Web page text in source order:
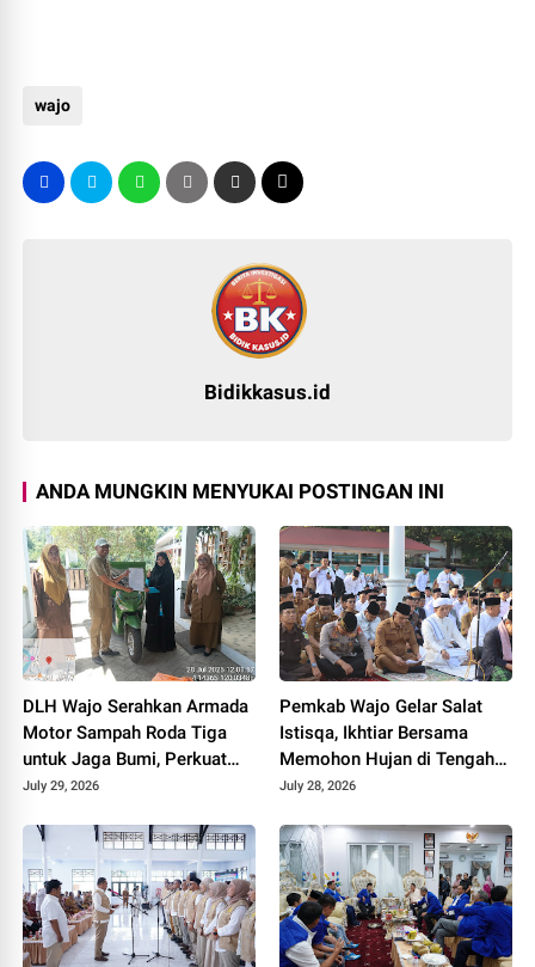
wajo
Bidikkasus.id
ANDA MUNGKIN MENYUKAI POSTINGAN INI
DLH Wajo Serahkan Armada
Motor Sampah Roda Tiga
untuk Jaga Bumi, Perkuat
Gerakan PISOTA'
July 29, 2026
Pemkab Wajo Gelar Salat
Istisqa, Ikhtiar Bersama
Memohon Hujan di Tengah
Musim Kemarau
July 28, 2026